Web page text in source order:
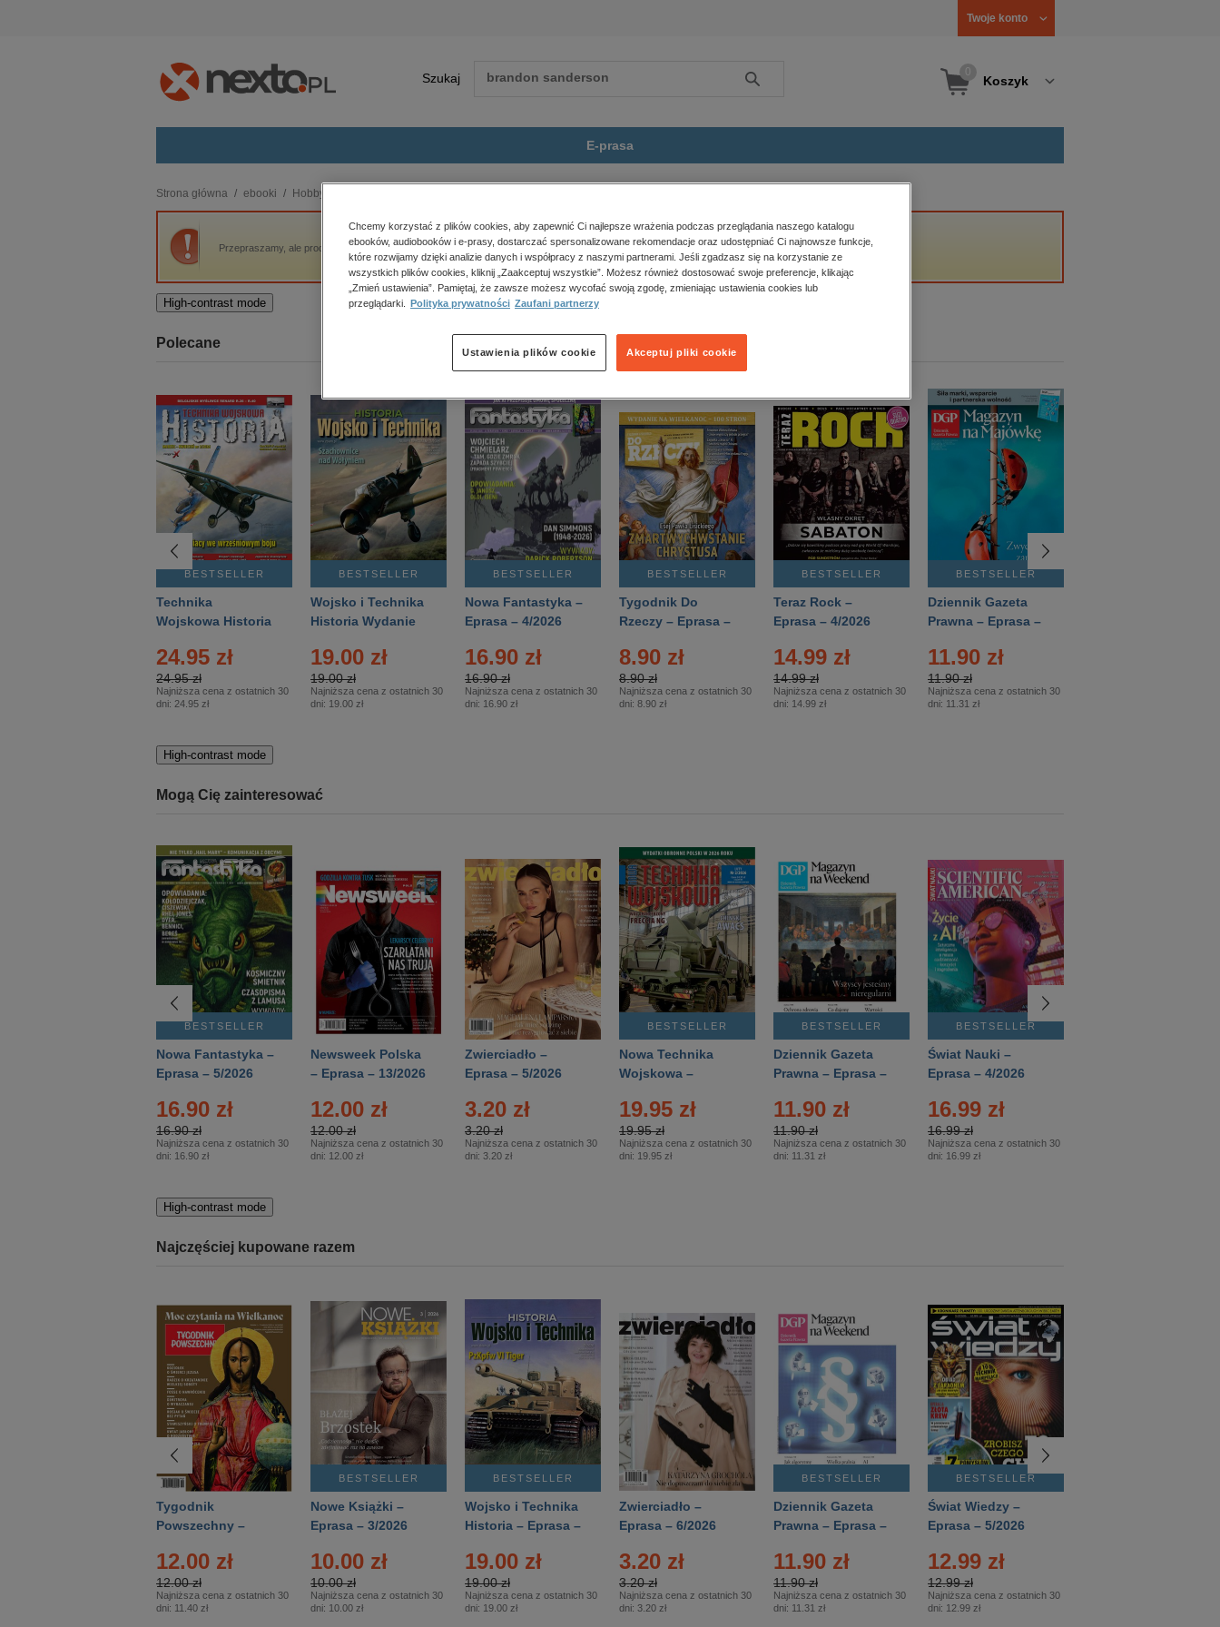
Twoje konto
Szukaj Szukaj Koszyk
E-prasa
budownictwo, aranżacja wnętrz
biznesowe, branżowe, gospodarka
darmowe wydania
edukacja
kobiece, lifestyle, kultura
polityka, społeczno-informacyjne
psychologiczne
inne
popularno-naukowe
historia
zdrowie
religie
Strona główna ebooki Hobby
Przepraszamy, ale produkt „Jak zapewnić swojemu dziecku najlepszy start” nie jest dostępny.
High-contrast mode
Polecane
BESTSELLER
Technika
Wojskowa Historia
24.95 zł
24.95 zł
Najniższa cena z ostatnich 30
dni: 24.95 zł
BESTSELLER
Wojsko i Technika
Historia Wydanie
– 2/2026
19.00 zł
19.00 zł
Najniższa cena z ostatnich 30
dni: 19.00 zł
BESTSELLER
Nowa Fantastyka –
Eprasa – 4/2026
16.90 zł
16.90 zł
Najniższa cena z ostatnich 30
dni: 16.90 zł
BESTSELLER
Tygodnik Do
Rzeczy – Eprasa –
8.90 zł
8.90 zł
Najniższa cena z ostatnich 30
dni: 8.90 zł
BESTSELLER
Teraz Rock –
Eprasa – 4/2026
14.99 zł
14.99 zł
Najniższa cena z ostatnich 30
dni: 14.99 zł
BESTSELLER
Dziennik Gazeta
Prawna – Eprasa –
11.90 zł
11.90 zł
Najniższa cena z ostatnich 30
dni: 11.31 zł
High-contrast mode
Mogą Cię zainteresować
BESTSELLER
Nowa Fantastyka –
Eprasa – 5/2026
16.90 zł
16.90 zł
Najniższa cena z ostatnich 30
dni: 16.90 zł
Newsweek Polska
– Eprasa – 13/2026
12.00 zł
12.00 zł
Najniższa cena z ostatnich 30
dni: 12.00 zł
Zwierciadło –
Eprasa – 5/2026
3.20 zł
3.20 zł
Najniższa cena z ostatnich 30
dni: 3.20 zł
BESTSELLER
Nowa Technika
Wojskowa –
19.95 zł
19.95 zł
Najniższa cena z ostatnich 30
dni: 19.95 zł
BESTSELLER
Dziennik Gazeta
Prawna – Eprasa –
11.90 zł
11.90 zł
Najniższa cena z ostatnich 30
dni: 11.31 zł
BESTSELLER
Świat Nauki –
Eprasa – 4/2026
16.99 zł
16.99 zł
Najniższa cena z ostatnich 30
dni: 16.99 zł
High-contrast mode
Najczęściej kupowane razem
Tygodnik
Powszechny –
12.00 zł
12.00 zł
Najniższa cena z ostatnich 30
dni: 11.40 zł
BESTSELLER
Nowe Książki –
Eprasa – 3/2026
10.00 zł
10.00 zł
Najniższa cena z ostatnich 30
dni: 10.00 zł
BESTSELLER
Wojsko i Technika
Historia – Eprasa –
19.00 zł
19.00 zł
Najniższa cena z ostatnich 30
dni: 19.00 zł
Zwierciadło –
Eprasa – 6/2026
3.20 zł
3.20 zł
Najniższa cena z ostatnich 30
dni: 3.20 zł
BESTSELLER
Dziennik Gazeta
Prawna – Eprasa –
11.90 zł
11.90 zł
Najniższa cena z ostatnich 30
dni: 11.31 zł
BESTSELLER
Świat Wiedzy –
Eprasa – 5/2026
12.99 zł
12.99 zł
Najniższa cena z ostatnich 30
dni: 12.99 zł
Chcemy korzystać z plików cookies, aby zapewnić Ci najlepsze wrażenia podczas przeglądania naszego katalogu
ebooków, audiobooków i e-prasy, dostarczać spersonalizowane rekomendacje oraz udostępniać Ci najnowsze funkcje,
które rozwijamy dzięki analizie danych i współpracy z naszymi partnerami. Jeśli zgadzasz się na korzystanie ze
wszystkich plików cookies, kliknij „Zaakceptuj wszystkie”. Możesz również dostosować swoje preferencje, klikając
„Zmień ustawienia”. Pamiętaj, że zawsze możesz wycofać swoją zgodę, zmieniając ustawienia cookies lub
przeglądarki.
Polityka prywatności Zaufani partnerzy
Akceptuj pliki cookie
Ustawienia plików cookie